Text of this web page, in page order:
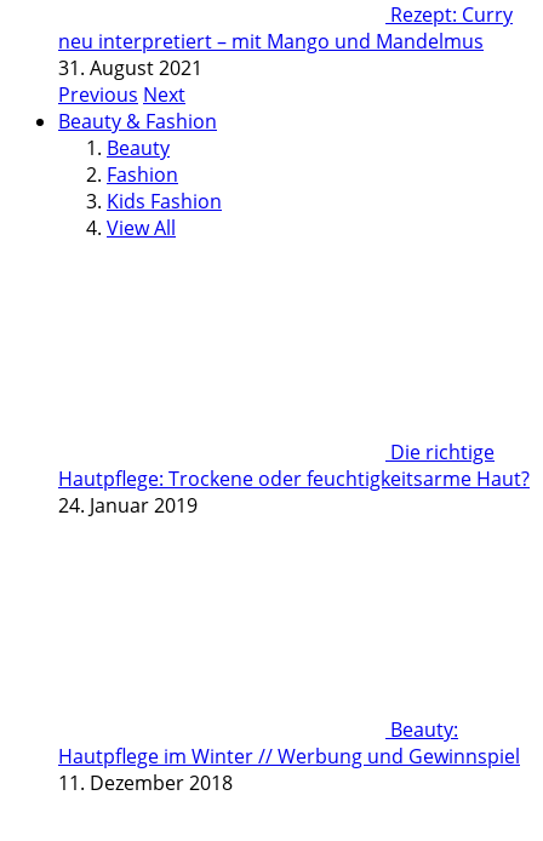
Rezept: Curry
neu interpretiert – mit Mango und Mandelmus
31. August 2021
Previous Next
Beauty & Fashion
Beauty
Fashion
Kids Fashion
View All
Die richtige
Hautpflege: Trockene oder feuchtigkeitsarme Haut?
24. Januar 2019
Beauty:
Hautpflege im Winter // Werbung und Gewinnspiel
11. Dezember 2018